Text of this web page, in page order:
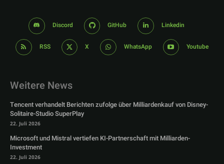
Discord GitHub Linkedin
RSS X WhatsApp Youtube
Weitere News
Tencent verhandelt Berichten zufolge über Milliardenkauf von Disney-
Solitaire-Studio SuperPlay
22. Juli 2026
Microsoft und Mistral vertiefen KI-Partnerschaft mit Milliarden-
Investment
22. Juli 2026